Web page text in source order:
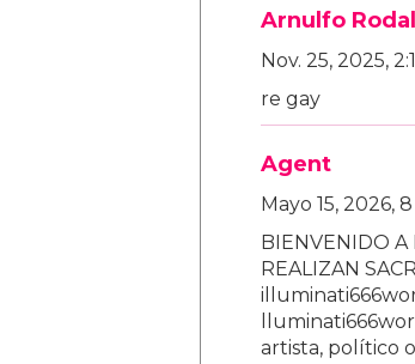
Arnulfo
Nov. 25, 2025,
re gay
Agent
Mayo 15, 2026, 8
BIENVENIDO A
REALIZAN
artista, político